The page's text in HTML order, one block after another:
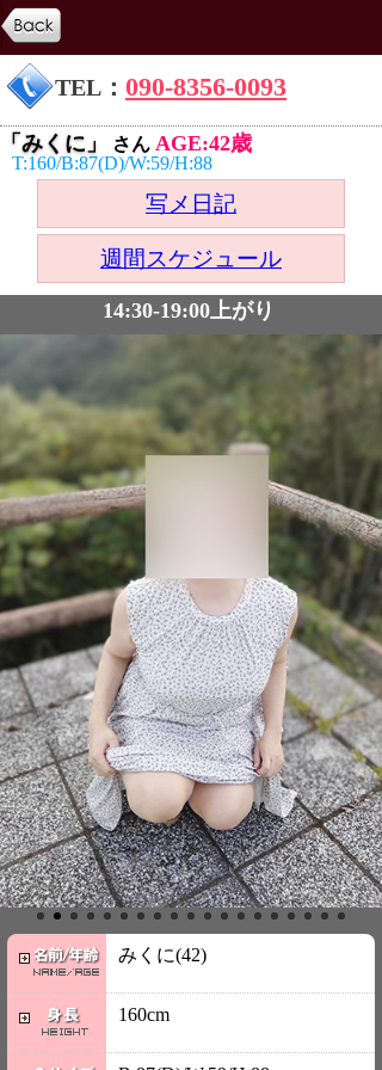
TEL： 090-8356-0093
「みくに」 さん AGE:42歳
T:160/B:87(D)/W:59/H:88
写メ日記
週間スケジュール
14:30-19:00上がり
みくに(42)
160cm